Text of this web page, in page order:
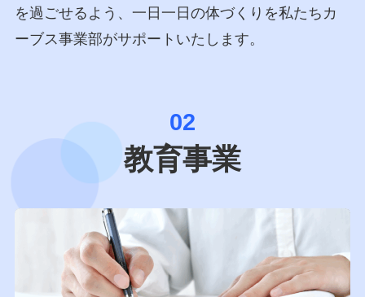
を過ごせるよう、一日一日の体づくりを私たちカ
ーブス事業部がサポートいたします。
02
教育事業